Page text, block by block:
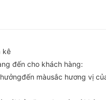
kê
đến cho khách hàng:
màusắc hương vị